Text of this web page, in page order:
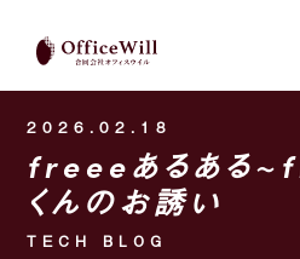
2026.02.18
freeeあるある
くんのお誘い
TECH BLOG